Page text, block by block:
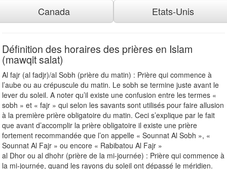
Canada
Etats-Unis
Définition des horaires des prières en Islam
(mawqit salat)
Al fajr (al fadjr)/al Sobh (prière du matin) : Prière qui commence à
l’aube ou au crépuscule du matin. Le sobh se termine juste avant le
lever du soleil. A noter qu’il existe une confusion entre les termes «
sobh » et « fajr » qui selon les savants sont utilisés pour faire allusion
à la première prière obligatoire du matin. Ceci s’explique par le fait
que avant d’accomplir la prière obligatoire il existe une prière
fortement recommandée que l’on appelle « Sounnat Al Sobh », «
Sounnat Al Fajr » ou encore « Rabibatou Al Fajr »
al Dhor ou al dhohr (prière de la mi-journée) : Prière qui commence à
la mi-journée, quand les rayons du soleil ont dépassé le méridien.